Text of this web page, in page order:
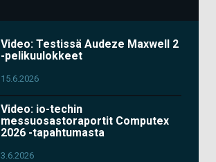
Video: Testissä Audeze Maxwell 2
-pelikuulokkeet
15.6.2026
Video: io-techin
messuosastoraportit Computex
2026 -tapahtumasta
3.6.2026